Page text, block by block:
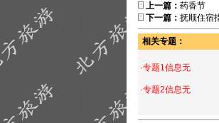
上一篇： 药香节
下一篇： 抚顺住宿
相关专题：
·专题1信息无
·专题2信息无